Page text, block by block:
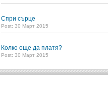
Спри сърце
Post: 30 Март 2015
Колко още да платя?
Post: 30 Март 2015